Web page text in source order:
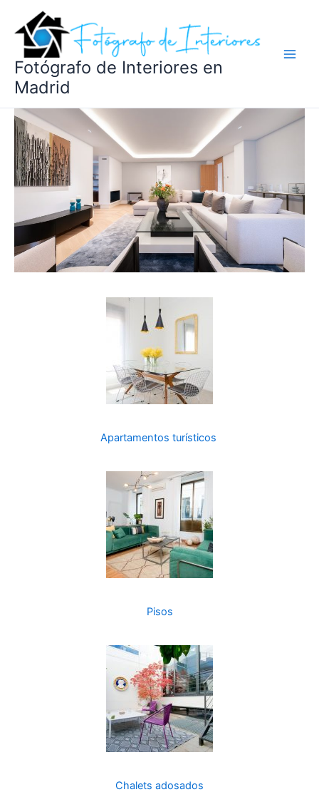
contenido
Fotógrafo de Interiores en
Madrid
Apartamentos turísticos
Pisos
Chalets adosados